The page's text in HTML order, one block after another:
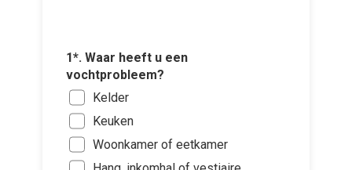
1*. Waar heeft u een
vochtprobleem?
Kelder
Keuken
Woonkamer of eetkamer